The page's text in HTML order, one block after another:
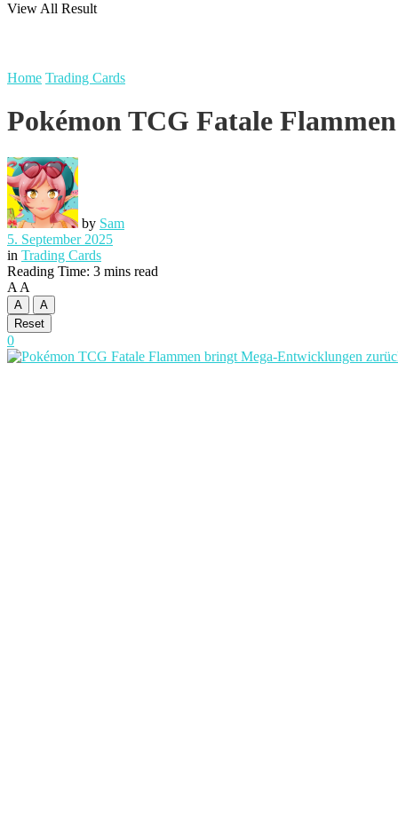
View All Result
Home Trading Cards
Pokémon TCG Fatale
by Sam
5. September 2025
in Trading Cards
Reading Time: 3 mins read
A A
A
A
Reset
0